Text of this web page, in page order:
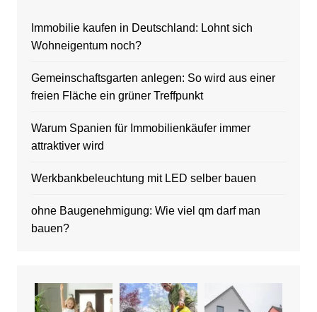
Immobilie kaufen in Deutschland: Lohnt sich
Wohneigentum noch?
Gemeinschaftsgarten anlegen: So wird aus einer
freien Fläche ein grüner Treffpunkt
Warum Spanien für Immobilienkäufer immer
attraktiver wird
Werkbankbeleuchtung mit LED selber bauen
ohne Baugenehmigung: Wie viel qm darf man
bauen?